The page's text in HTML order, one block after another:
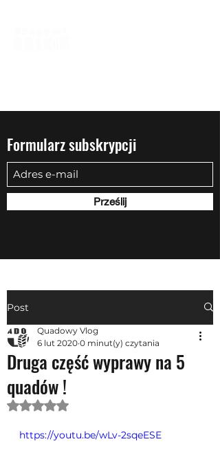
Formularz subskrypcji
Prześlij
Post
Druga część wyprawy na 5
quadów !
Quadowy Vlog
6 lut 2020 0 minut(y) czytania
Oceniono na NaN z 5 gwiazdek.
https://youtu.be/wLv-2sqeESE